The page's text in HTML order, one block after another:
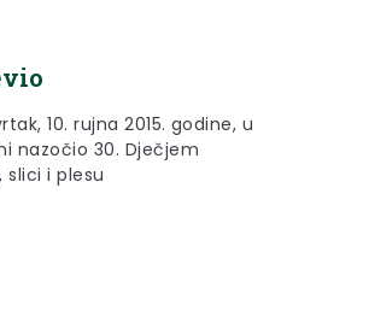
10. rujna 2015. godine, u
nazočio 30. Dječjem
slici i plesu